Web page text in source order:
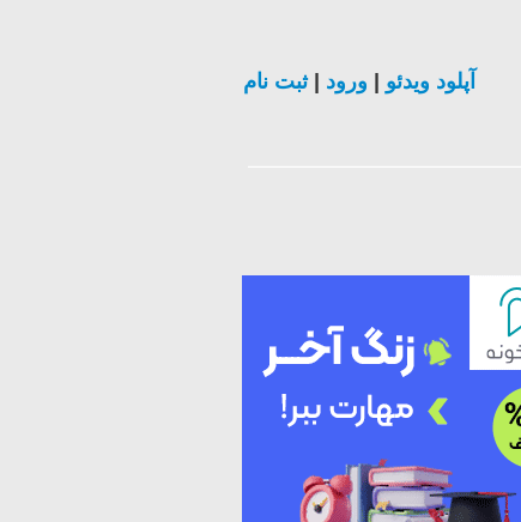
آپلود ویدئو ورود |ثبت نام